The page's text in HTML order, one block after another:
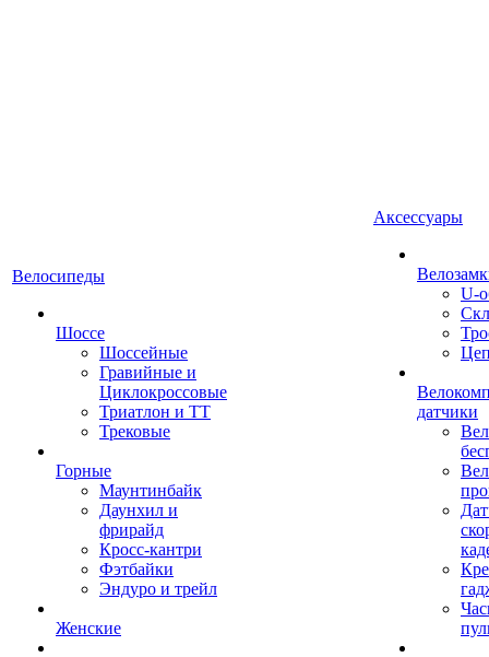
Велосипеды
Шоссе
Шоссейные
Гравийные и
Циклокроссовые
Триатлон и ТТ
Трековые
Горные
Маунтинбайк
Даунхил и
фрирайд
Кросс-кантри
Фэтбайки
Эндуро и трейл
Женские
Аксессуары
U-
датчики